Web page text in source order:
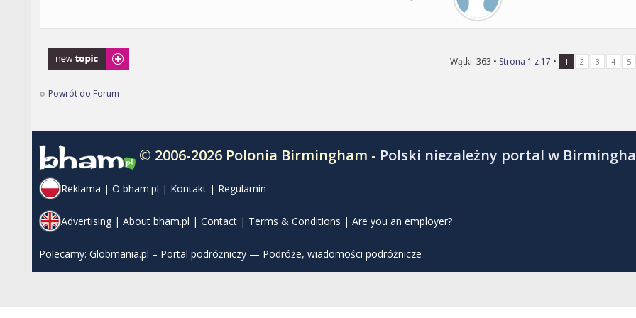
Napisz wątek
Wątki: 363 • Strona 1 z 17 • 1 2 3 4 5
Powrót do Forum
© 2006-2026 Polonia Birmingham - Polski niezależny portal w
Reklama | O bham.pl | Kontakt | Regulamin
Advertising | About bham.pl | Contact | Terms & Conditions | Are you an employer?
Polecamy: Globmania.pl – Portal podróżniczy — Podróże, wiadomości podróżnicze